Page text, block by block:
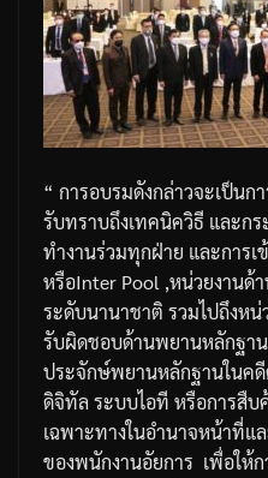
“ การอบรมดังกล่าวจะเป็นก
รับทราบถึงเทคนิควิธี และกร
ทำงานร่วมทุกฝ่าย และการเ
หรือInter Pool ,หน่วยงานด้
ระดับนานาชาติ รวมไปถึงห
รับผิดชอบด้านพยานหลักฐา
ประจักษ์พยานหลักฐานในคดี
ดิจิทัล ระบบไอที หรือการสืบ
เฉพาะทางในอำนาจหน้าที่แ
ของพนักงานอัยการ เพื่อให้